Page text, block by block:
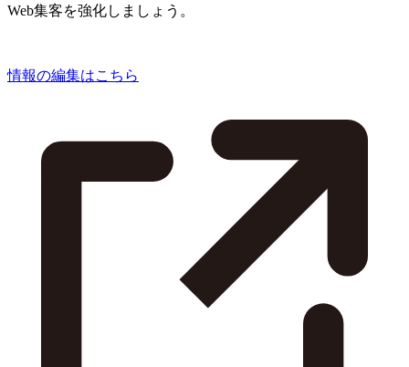
Web集客を強化しましょう。
情報の編集はこちら